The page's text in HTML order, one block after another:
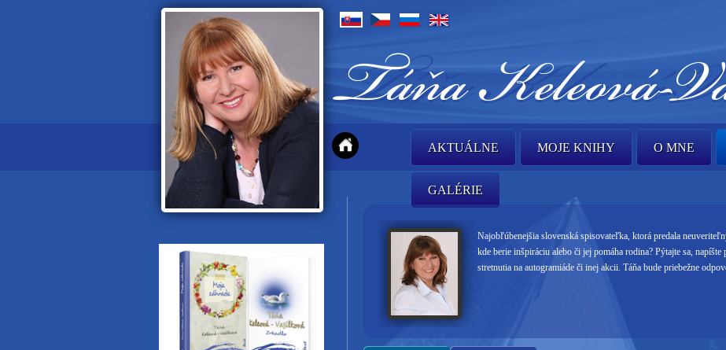
AKTUÁLNE MOJE KNIHY O MNE
GALÉRIE
Najobľúbenejšia slovenská spisovateľka, ktorá predala
kde berie inšpiráciu alebo či jej pomáha rodina? Pýtajte sa,
stretnutia na autogramiáde či inej akcii. Táňa bude priebežne